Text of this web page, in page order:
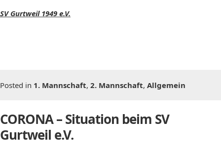
SV Gurtweil 1949 e.V.
Posted in 1. Mannschaft, 2. Mannschaft, Allgemein
CORONA – Situation beim SV
Gurtweil e.V.